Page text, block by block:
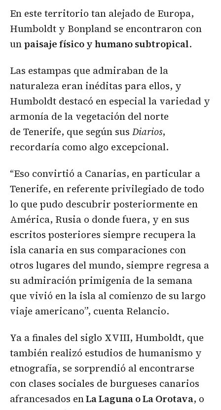
En este territorio tan alejado de Europa,
Humboldt y Bonpland se encontraron con
unpaisaje físico y humano subtropical.
Las estampas que admiraban de la
naturaleza eran inéditas para ellos, y
Humboldt destacó en especial la variedad y
armonía de la vegetación del norte
de Tenerife, que según sus Diarios,
recordaría como algo excepcional.
“Eso convirtió a Canarias, en particular a
Tenerife, en referente privilegiado de todo
lo que pudo descubrir posteriormente en
América, Rusia o donde fuera, y en sus
escritos posteriores siempre recupera la
isla canaria en sus comparaciones con
otros lugares del mundo, siempre regresa a
su admiración primigenia de la semana
que vivió en la isla al comienzo de su largo
viaje americano”, cuenta Relancio.
Ya a finales del siglo XVIII, Humboldt, que
también realizó estudios de humanismo y
etnografía, se sorprendió al encontrarse
con clases sociales de burgueses canarios
afrancesados enLa Laguna o La Orotava, o